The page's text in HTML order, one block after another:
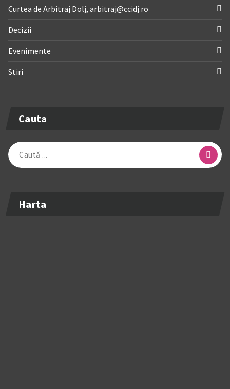
Curtea de Arbitraj Dolj, arbitraj@ccidj.ro
Decizii
Evenimente
Stiri
Cauta
Caută
după:
Harta